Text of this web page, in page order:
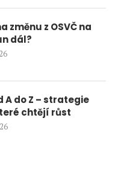
změnu z OSVČ na
dál?
A do Z – strategie
chtějí růst